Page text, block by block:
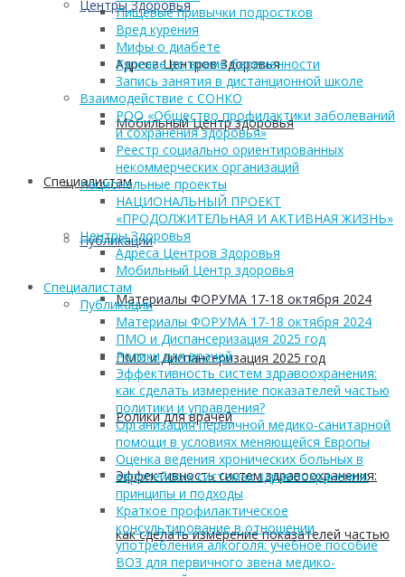
Центры Здоровья
Адреса Центров Здоровья
Мобильный Центр здоровья
Cпециалистам
Публикации
Материалы ФОРУМА 17-18 октября 2024
ПМО и Диспансеризация 2025 год
Ролики для врачей
Эффективность систем здравоохранения:
как сделать измерение показателей частью
Пищевые привычки подростков
Вред курения
Мифы о диабете
Курение во время беременности
Запись занятия в дистанционной школе
Взаимодействие с СОНКО
РОО «Общество профилактики заболеваний
и сохранения здоровья»
Реестр социально ориентированных
некоммерческих организаций
Национальные проекты
НАЦИОНАЛЬНЫЙ ПРОЕКТ
«ПРОДОЛЖИТЕЛЬНАЯ И АКТИВНАЯ ЖИЗНЬ»
Центры Здоровья
Адреса Центров Здоровья
Мобильный Центр здоровья
Cпециалистам
Публикации
Материалы ФОРУМА 17-18 октября 2024
ПМО и Диспансеризация 2025 год
Ролики для врачей
Эффективность систем здравоохранения:
как сделать измерение показателей частью
политики и управления?
Организация первичной медико-санитарной
помощи в условиях меняющейся Европы
Оценка ведения хронических больных в
европейских системах здравоохранения:
принципы и подходы
Краткое профилактическое
консультирование в отношении
употребления алкоголя: учебное пособие
ВОЗ для первичного звена медико-